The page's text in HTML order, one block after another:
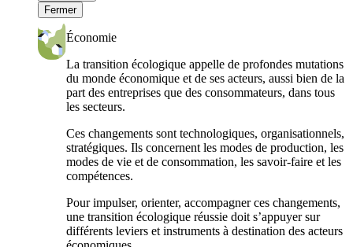
Fermer
Économie
La transition écologique appelle de profondes mutations
du monde économique et de ses acteurs, aussi bien de la
part des entreprises que des consommateurs, dans tous
les secteurs.
Ces changements sont technologiques, organisationnels,
stratégiques. Ils concernent les modes de production, les
modes de vie et de consommation, les savoir-faire et les
compétences.
Pour impulser, orienter, accompagner ces changements,
une transition écologique réussie doit s’appuyer sur
différents leviers et instruments à destination des acteurs